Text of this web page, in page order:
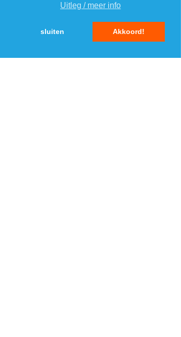
Uitleg / meer info
sluiten Akkoord!
Coolblue.nl 1
BeamZ Vrijmibo
MaxiAxi.com
›
4 Steppin' Out polo